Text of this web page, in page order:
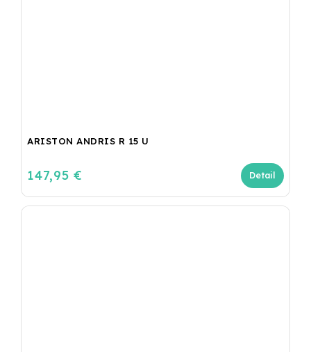
ARISTON ANDRIS R 15 U
147,95 € Detail